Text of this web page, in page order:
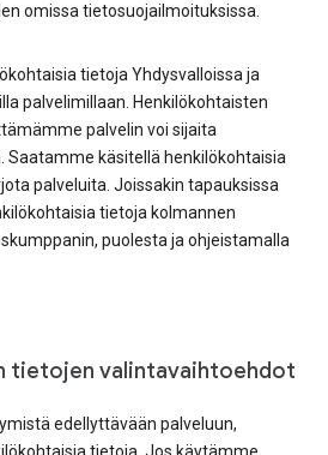
omissa tietosuojailmoituksissa.
tietoja Yhdysvalloissa ja
palvelimillaan. Henkilökohtaisten
palvelin voi sijaita
Saatamme käsitellä henkilökohtaisia
palveluita. Joissakin tapauksissa
tietoja kolmannen
puolesta ja ohjeistamalla
tietojen valintavaihtoehdot
edellyttävään palveluun,